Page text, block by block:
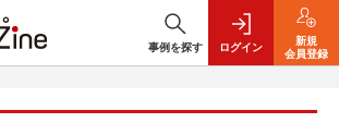
事例を探す ログイン
新規
会員登録